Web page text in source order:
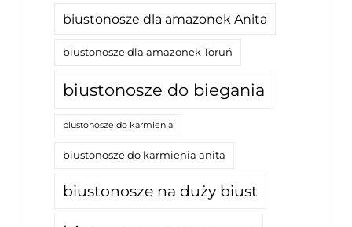
biustonosze dla amazonek Anita
biustonosze dla amazonek Toruń
biustonosze do biegania
biustonosze do karmienia
biustonosze do karmienia anita
biustonosze na duży biust